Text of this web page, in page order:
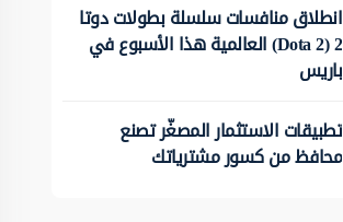
انطلاق منافسات سلسلة بطولات دوتا
2 (Dota 2) العالمية هذا الأسبوع في
باريس
تطبيقات الاستثمار المصغّر تصنع
محافظ من كسور مشترياتك